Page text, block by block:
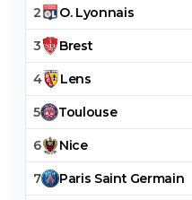
2 O. Lyonnais
3 Brest
4 Lens
5 Toulouse
6 Nice
7 Paris Saint Germain